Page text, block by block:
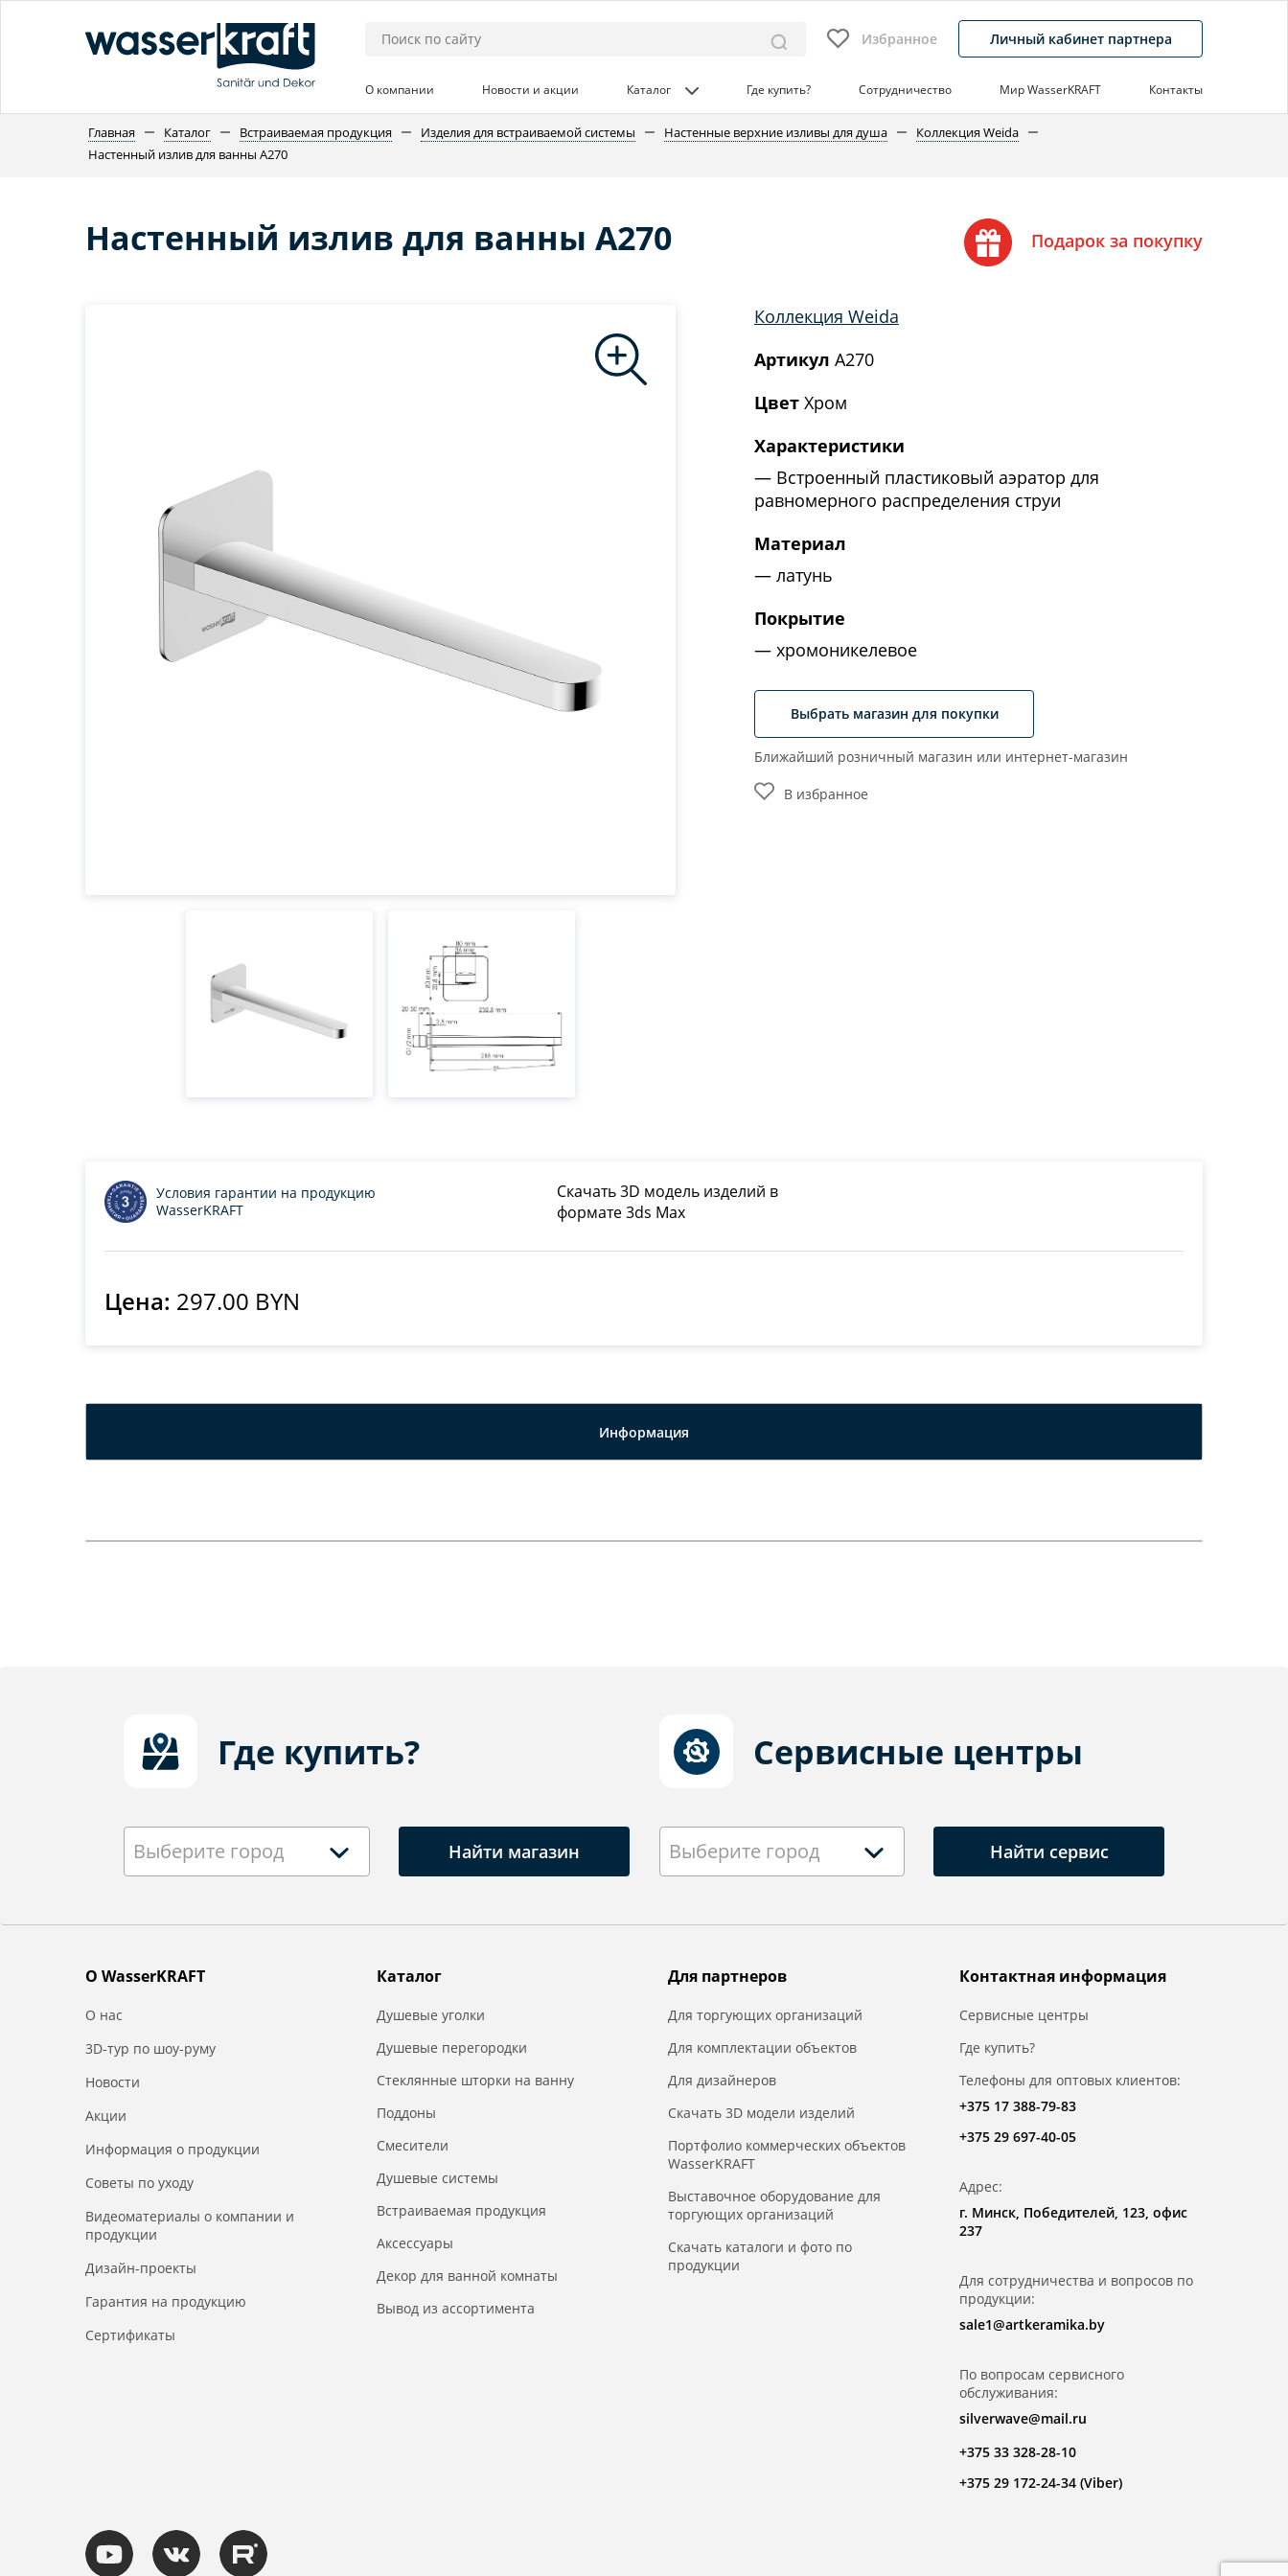
Избранное Личный кабинет партнера
О компании Новости и акции Каталог Где купить? Сотрудничество Мир WasserKRAFT Контакты
Главная Каталог Встраиваемая продукция Изделия для встраиваемой системы Настенные верхние изливы для душа
Коллекция Weida
Настенный излив для ванны A270
Настенный излив для ванны A270 Подарок за покупку
Коллекция Weida
Артикул A270
Цвет Хром
Характеристики
Встроенный пластиковый аэратор для
равномерного распределения струи
Материал
латунь
Покрытие
хромоникелевое
Выбрать магазин для покупки
Ближайший розничный магазин или интернет-магазин
В избранное
Скачать 3D модель изделий в
формате 3ds Max
Условия гарантии на продукцию
WasserKRAFT
Цена: 297.00 BYN
Информация
Где купить?
Выберите город Найти магазин
Сервисные центры
Выберите город Найти сервис
О WasserKRAFT
О нас
3D-тур по шоу-руму
Новости
Акции
Информация о продукции
Советы по уходу
Видеоматериалы о компании и
продукции
Дизайн-проекты
Гарантия на продукцию
Сертификаты
Каталог
Душевые уголки
Душевые перегородки
Стеклянные шторки на ванну
Поддоны
Смесители
Душевые системы
Встраиваемая продукция
Аксессуары
Декор для ванной комнаты
Вывод из ассортимента
Для партнеров
Для торгующих организаций
Для комплектации объектов
Для дизайнеров
Скачать 3D модели изделий
Портфолио коммерческих объектов
WasserKRAFT
Выставочное оборудование для
торгующих организаций
Скачать каталоги и фото по
продукции
Контактная информация
Сервисные центры
Где купить?
Телефоны для оптовых клиентов:
+375 17 388-79-83
+375 29 697-40-05
Адрес:
г. Минск, Победителей, 123, офис
237
Для сотрудничества и вопросов по
продукции:
sale1@artkeramika.by
По вопросам сервисного
обслуживания:
silverwave@mail.ru
+375 33 328-28-10
+375 29 172-24-34 (Viber)